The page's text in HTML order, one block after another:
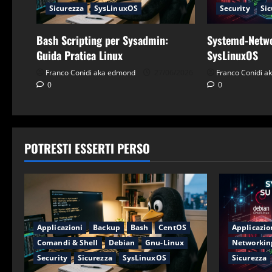
Sicurezza
SysLinuxOS
Bash Scripting per Sysadmin:
Guida Pratica Linux
Franco Conidi aka edmond
0
Security
Systemd-
SysLinuxOS
Franco Conidi
0
POTRESTI ESSERTI PERSO
Applicazioni Backup Bash
CentOS
Comandi & Shell
Debian
Gnu-Linux
Security
Sicurezza SysLinuxOS
Sicurezza